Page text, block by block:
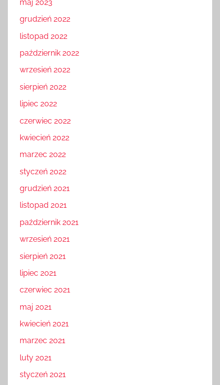
maj 2023
grudzień 2022
listopad 2022
październik 2022
wrzesień 2022
sierpień 2022
lipiec 2022
czerwiec 2022
kwiecień 2022
marzec 2022
styczeń 2022
grudzień 2021
listopad 2021
październik 2021
wrzesień 2021
sierpień 2021
lipiec 2021
czerwiec 2021
maj 2021
kwiecień 2021
marzec 2021
luty 2021
styczeń 2021